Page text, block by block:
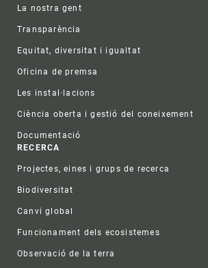
La nostra gent
Transparència
Equitat, diversitat i igualtat
Oficina de premsa
Les instal·lacions
Ciència oberta i gestió del coneixement
Documentació
RECERCA
Projectes, eines i grups de recerca
Biodiversitat
Canvi global
Funcionament dels ecosistemes
Observació de la terra